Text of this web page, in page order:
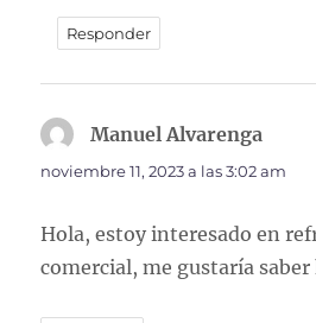
Responder
Manuel Alvarenga
noviembre 11, 2023 a las 3:02 am
Hola, estoy interesado en
comercial, me gustaría